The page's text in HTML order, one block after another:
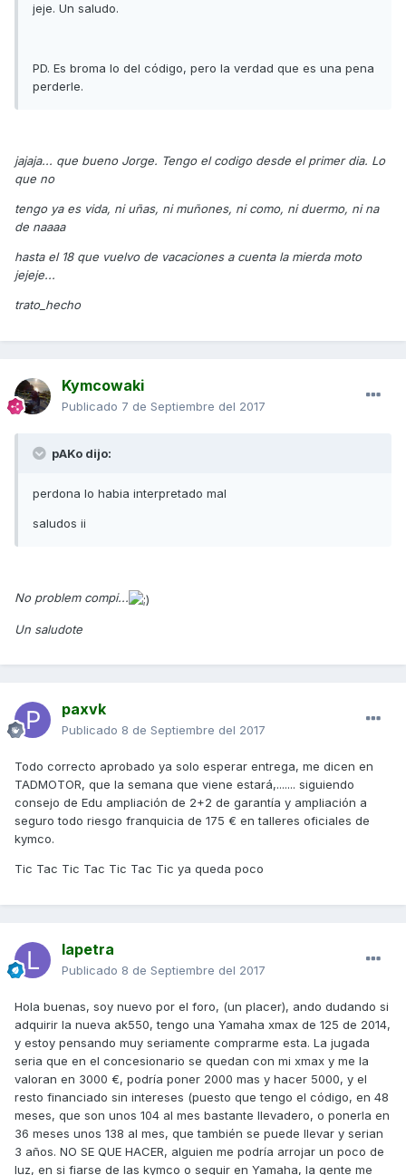
jeje. Un saludo.
PD. Es broma lo del código, pero la verdad que es una pena
perderle.
jajaja... que bueno Jorge. Tengo el codigo desde el primer dia. Lo
que no
tengo ya es vida, ni uñas, ni muñones, ni como, ni duermo, ni na
de naaaa
hasta el 18 que vuelvo de vacaciones a cuenta la mierda moto
jejeje...
trato_hecho
Kymcowaki
Publicado 7 de Septiembre del 2017
pAKo dijo:
perdona lo habia interpretado mal
saludos ii
No problem compi...
Un saludote
paxvk
Publicado 8 de Septiembre del 2017
Todo correcto aprobado ya solo esperar entrega, me dicen en
TADMOTOR, que la semana que viene estará,....... siguiendo
consejo de Edu ampliación de 2+2 de garantía y ampliación a
seguro todo riesgo franquicia de 175 € en talleres oficiales de
kymco.
Tic Tac Tic Tac Tic Tac Tic ya queda poco
lapetra
Publicado 8 de Septiembre del 2017
Hola buenas, soy nuevo por el foro, (un placer), ando dudando si
adquirir la nueva ak550, tengo una Yamaha xmax de 125 de 2014,
y estoy pensando muy seriamente comprarme esta. La jugada
seria que en el concesionario se quedan con mi xmax y me la
valoran en 3000 €, podría poner 2000 mas y hacer 5000, y el
resto financiado sin intereses (puesto que tengo el código, en 48
meses, que son unos 104 al mes bastante llevadero, o ponerla en
36 meses unos 138 al mes, que también se puede llevar y serian
3 años. NO SE QUE HACER, alguien me podría arrojar un poco de
luz, en si fiarse de las kymco o seguir en Yamaha, la gente me